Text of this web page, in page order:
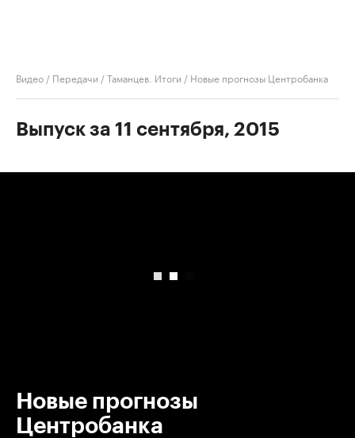
Видео / Передачи /Таманцев. Итоги / Новые прогнозы Центробанка
Выпуск за 11 сентября, 2015
Новые прогнозы
Центробанка